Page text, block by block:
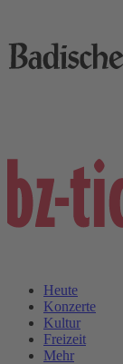
Heute
Konzerte
Kultur
Freizeit
Mehr